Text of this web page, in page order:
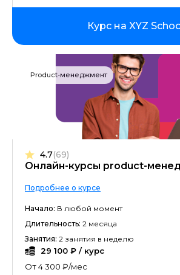
Курс на XYZ
Product-менеджмент
Онлайн-курсы product-
4.7(69)
Подробнее о курсе
Начало: В любой момент
Длительность: 2 месяца
Занятия: 2 занятия в неделю
29 100 ₽ / курс
От 4 300 ₽/мес